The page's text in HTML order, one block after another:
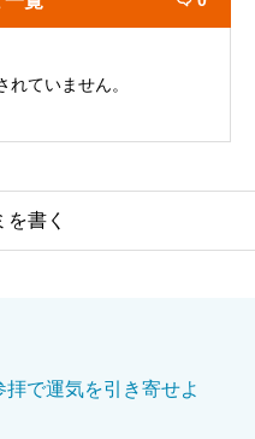
れていません。
を書く
で運気を引き寄せよ